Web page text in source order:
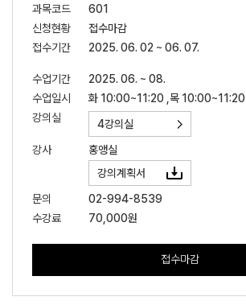
과목코드
601
신청현황
접수마감
접수기간
2025. 06. 02 ~ 06. 07.
수업기간
2025. 06. ~ 08.
수업일시
화 10:00~11:20 ,목 10:00~11:20
강의실
4강의실
강사
홍앵실
강의계획서
문의
02-994-8539
수강료
70,000원
접수마감